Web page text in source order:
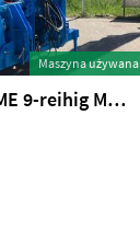
Maszyna używana
Monosem NG Plus ME 9-reihig Monoshox